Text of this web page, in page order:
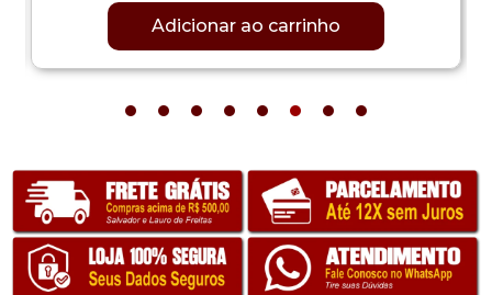
Adicionar ao carrinho